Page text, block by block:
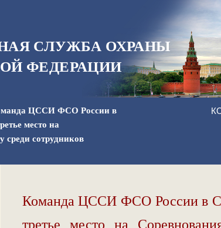
СЛУЖБА ОХРАНЫ
ФЕДЕРАЦИИ
ЦССИ ФСО России в
место на
среди сотрудников
Команда ЦССИ ФСО России в
третье место на